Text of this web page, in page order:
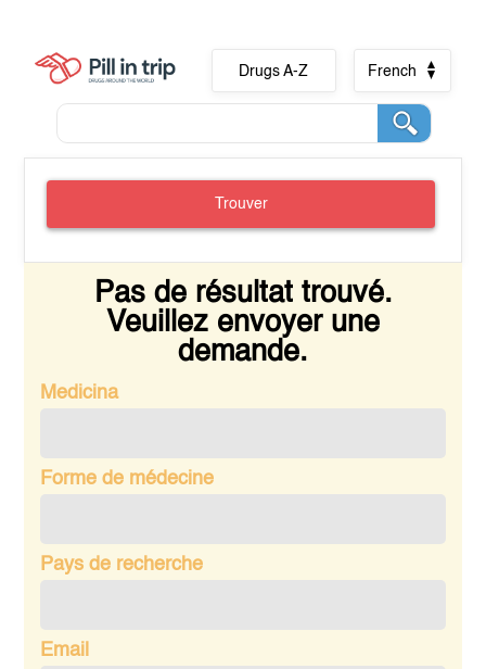
Drugs A-Z French
Trouver
Pas de résultat trouvé.
Veuillez envoyer une
demande.
Medicina
Forme de médecine
Pays de recherche
Email